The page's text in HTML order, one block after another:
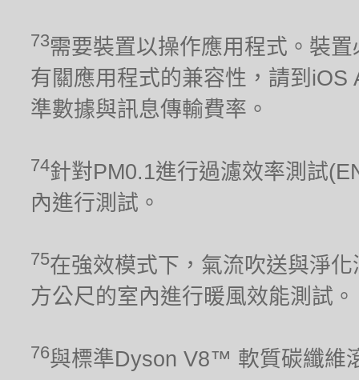
73需要裝置以操作應用程式。裝
有關應用程式的兼容性，請到
準數據與訊息傳輸費率。
74針對PM0.1進行過濾效率測試
內進行測試。
75在強效模式下，氣流吹送與淨
方公尺的室內進行暖風效能測試。
76與標準Dyson V8™ 軟質碳纖維